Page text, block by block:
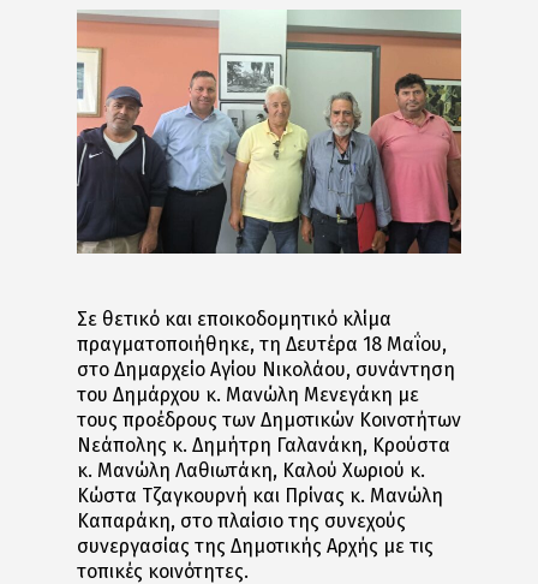
Σε θετικό και εποικοδομητικό κλίμα
πραγματοποιήθηκε, τη Δευτέρα 18 Μαΐου,
στο Δημαρχείο Αγίου Νικολάου, συνάντηση
του Δημάρχου κ. Μανώλη Μενεγάκη με
τους προέδρους των Δημοτικών Κοινοτήτων
Νεάπολης κ. Δημήτρη Γαλανάκη, Κρούστα
κ. Μανώλη Λαθιωτάκη, Καλού Χωριού κ.
Κώστα Τζαγκουρνή και Πρίνας κ. Μανώλη
Καπαράκη, στο πλαίσιο της συνεχούς
συνεργασίας της Δημοτικής Αρχής με τις
τοπικές κοινότητες.